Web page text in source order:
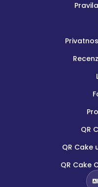
QR
QR Cake
QR Cake